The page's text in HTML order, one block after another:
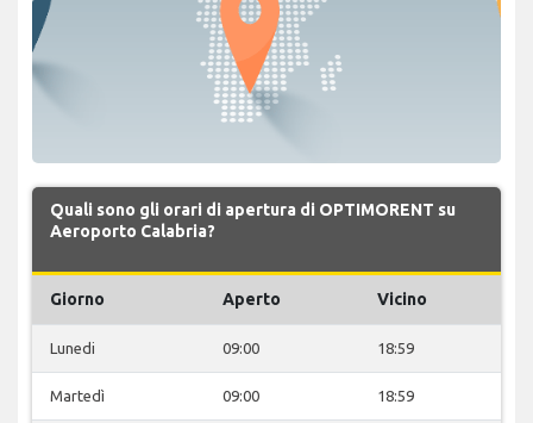
Quali sono gli orari di apertura di OPTIMORENT su
Aeroporto Calabria?
Giorno Aperto Vicino
Lunedi 09:00 18:59
Martedì 09:00 18:59